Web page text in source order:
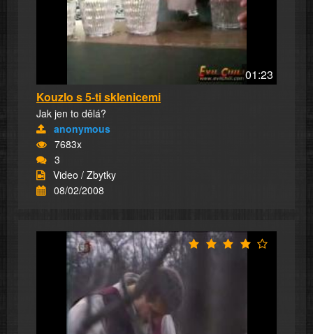
01:23
Kouzlo s 5-ti sklenicemi
Jak jen to dělá?
anonymous
7683x
3
Video / Zbytky
08/02/2008